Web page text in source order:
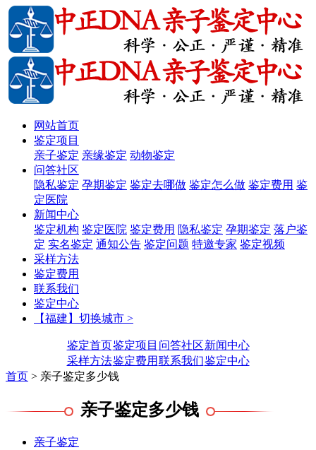
网站首页
鉴定项目
亲子鉴定 亲缘鉴定 动物鉴定
问答社区
隐私鉴定 孕期鉴定 鉴定去哪做 鉴定怎么做 鉴定费用 鉴
定医院
新闻中心
鉴定机构 鉴定医院 鉴定费用 隐私鉴定 孕期鉴定 落户鉴
定 实名鉴定 通知公告 鉴定问题 特邀专家 鉴定视频
采样方法
鉴定费用
联系我们
鉴定中心
【福建】切换城市 >
鉴定首页鉴定项目 问答社区新闻中心
采样方法鉴定费用 联系我们鉴定中心
首页 > 亲子鉴定多少钱
亲子鉴定多少钱
亲子鉴定